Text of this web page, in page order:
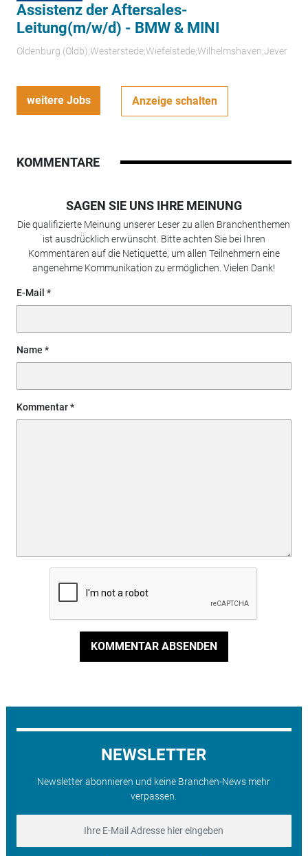
Assistenz der Aftersales-
Leitung(m/w/d) - BMW & MINI
Oldenburg (Oldb);Westerstede;Wiefelstede;Wilhelmshaven;Jever
weitere Jobs Anzeige schalten
KOMMENTARE
SAGEN SIE UNS IHRE MEINUNG
Die qualifizierte Meinung unserer Leser zu allen Branchenthemen
ist ausdrücklich erwünscht. Bitte achten Sie bei Ihren
Kommentaren auf die Netiquette, um allen Teilnehmern eine
angenehme Kommunikation zu ermöglichen. Vielen Dank!
E-Mail
Name
Kommentar
KOMMENTAR ABSENDEN
NEWSLETTER
Newsletter abonnieren und keine Branchen-News mehr
verpassen.